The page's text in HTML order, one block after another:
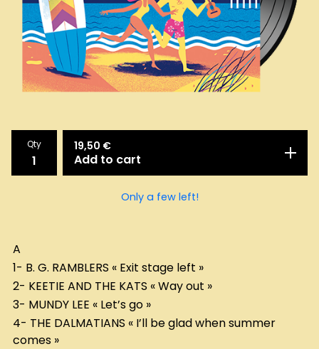
Qty 19,50 €
Add to cart
Only a few left!
A
1- B. G. RAMBLERS « Exit stage left »
2- KEETIE AND THE KATS « Way out »
3- MUNDY LEE « Let’s go »
4- THE DALMATIANS « I’ll be glad when summer
comes »